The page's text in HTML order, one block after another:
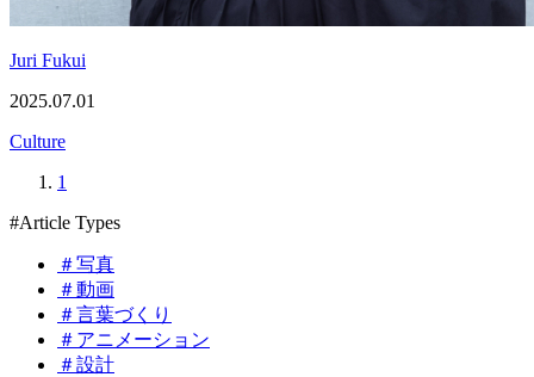
Juri Fukui
2025.07.01
Culture
1
#Article Types
＃写真
＃動画
＃言葉づくり
＃アニメーション
＃設計